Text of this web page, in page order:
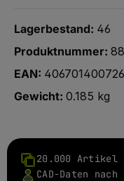
Lagerbestand: 46
Produktnummer:
EAN:
Gewicht: 0.185 kg
20.000 Artikel
CAD-Daten nach